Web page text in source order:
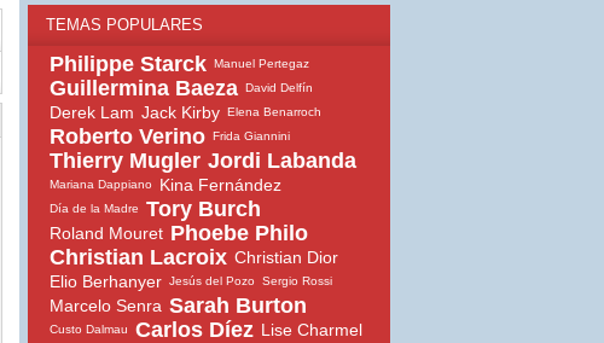
TEMAS POPULARES
Philippe Starck Manuel Pertegaz
Guillermina Baeza David Delfín
Derek Lam Jack Kirby Elena Benarroch
Roberto Verino Frida Giannini
Thierry Mugler Jordi Labanda
Mariana Dappiano Kina Fernández
Día de la Madre Tory Burch
Roland Mouret Phoebe Philo
Christian Lacroix Christian Dior
Elio Berhanyer Jesús del Pozo Sergio Rossi
Marcelo Senra Sarah Burton
Custo Dalmau Carlos Díez Lise Charmel